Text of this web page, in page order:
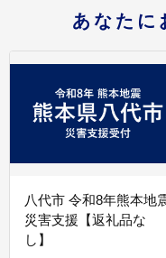
あなたに
八代市 令和8年熊本地
災害支援【返礼品な
し】